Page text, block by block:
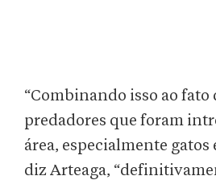
“Combinando isso ao fato
predadores que foram
área, especialmente gatos
diz Arteaga,